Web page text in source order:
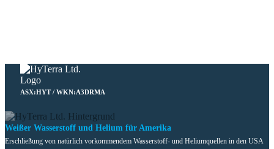
ASX:HYT / WKN:A3DRMA
Weißer Wasserstoff und Helium für Amerika
Erschließung von natürlich vorkommendem Wasserstoff- und Heliumquellen in den USA